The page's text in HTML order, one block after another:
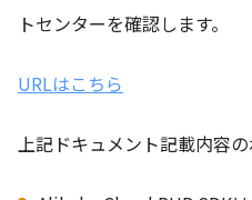
トセンターを確認します。
URLはこちら
上記ドキュメント記載内容